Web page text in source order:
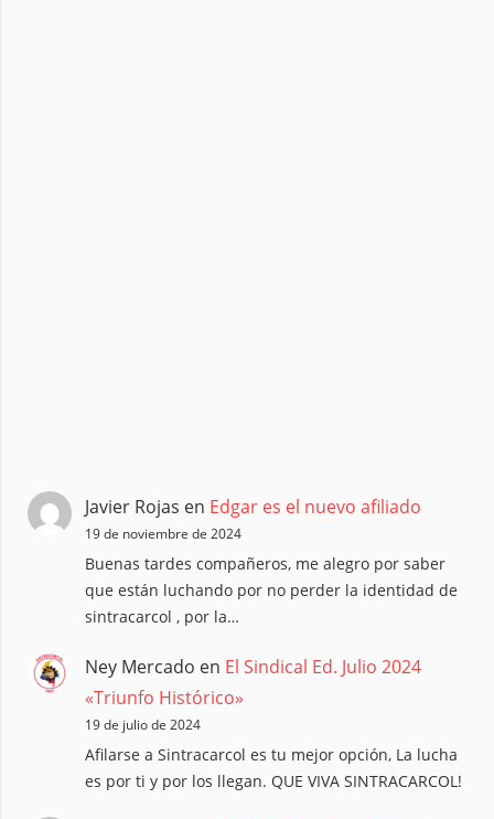
Javier Rojas en Edgar es el nuevo afiliado
19 de noviembre de 2024
Buenas tardes compañeros, me alegro por saber
que están luchando por no perder la identidad de
sintracarcol , por la…
Ney Mercado en El Sindical Ed. Julio 2024
«Triunfo Histórico»
19 de julio de 2024
Afilarse a Sintracarcol es tu mejor opción, La lucha
es por ti y por los llegan. QUE VIVA SINTRACARCOL!